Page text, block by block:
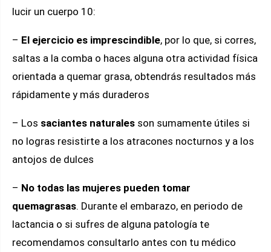
lucir un cuerpo 10:
– El ejercicio es imprescindible, por lo que, si corres,
saltas a la comba o haces alguna otra actividad física
orientada a quemar grasa, obtendrás resultados más
rápidamente y más duraderos
– Los saciantes naturales son sumamente útiles si
no logras resistirte a los atracones nocturnos y a los
antojos de dulces
– No todas las mujeres pueden tomar
quemagrasas. Durante el embarazo, en periodo de
lactancia o si sufres de alguna patología te
recomendamos consultarlo antes con tu médico